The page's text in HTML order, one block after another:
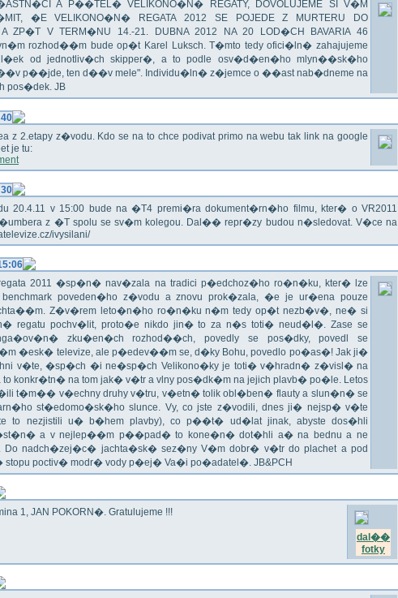
A P��TEL� VELIKONO�N� REGATY, DOVOLUJEME SI V�M
�E VELIKONO�N� REGATA 2012 SE POJEDE Z MURTERU DO
A ZP�T V TERM�NU 14.-21. DUBNA 2012 NA 20 LOD�CH BAVARIA 46
rozhod��m bude op�t Karel Luksch. T�mto tedy ofici�ln� zahajujeme
od jednotliv�ch skipper�, a to podle osv�d�en�ho mlyn��sk�ho
p��jde, ten d��v mele". Individu�ln� z�jemce o ��ast nab�dneme na
pos�dek. JB
z 2.etapy z�vodu. Kdo se na to chce podivat primo na webu tak link na google
je tu:
20.4.11 v 15:00 bude na �T4 premi�ra dokument�rn�ho filmu, kter� o VR2011
�umbera z �T spolu se sv�m kolegou. Dal�� repr�zy budou n�sledovat. V�ce na
ivysilani/
2011 �sp�n� nav�zala na tradici p�edchoz�ho ro�n�ku, kter� lze
poveden�ho z�vodu a znovu prok�zala, �e je ur�ena pouze
Z�v�rem leto�n�ho ro�n�ku n�m tedy op�t nezb�v�, ne� si
regatu pochv�lit, proto�e nikdo jin� to za n�s toti� neud�l�. Zase se
zku�en�ch rozhod��ch, povedly se pos�dky, povedl se
�esk� televize, ale p�edev��m se, d�ky Bohu, povedlo po�as�! Jak ji�
v�te, �sp�ch �i ne�sp�ch Velikono�ky je toti� v�hradn� z�visl� na
to konkr�tn� na tom jak� v�tr a vlny pos�dk�m na jejich plavb� po�le. Letos
t�m�� v�echny druhy v�tru, v�etn� tolik obl�ben� flauty a slun�n� se
st�edomo�sk�ho slunce. Vy, co jste z�vodili, dnes ji� nejsp� v�te
to nezjistili u� b�hem plavby), co p��t� ud�lat jinak, abyste dos�hli
a v nejlep��m p��pad� to kone�n� dot�hli a� na bednu a ne
Do nadch�zej�c� jachta�sk� sez�ny V�m dobr� v�tr do plachet a pod
stopu poctiv� modr� vody p�ej� Va�i po�adatel�. JB&PCH
1, JAN POKORN�. Gratulujeme !!!
dal��
fotky